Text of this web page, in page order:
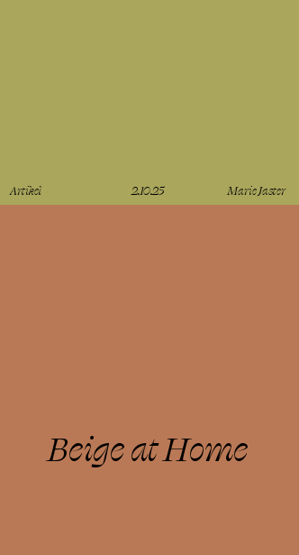
Artikel 2.10.25 Marie Jaster
Beige at Home